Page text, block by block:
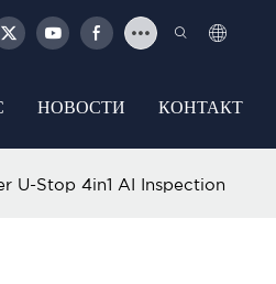
НОВОСТИ КОНТАКТ
U-Stop 4in1 AI Inspection